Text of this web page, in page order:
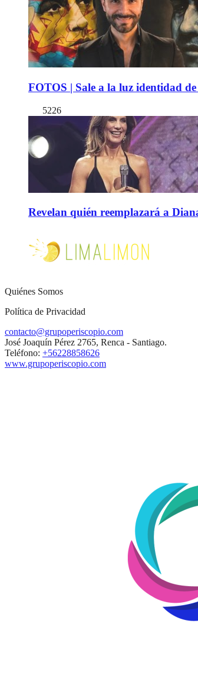
FOTOS | Sale a la luz identidad
5226
Revelan quién reemplazará a
Quiénes Somos
Política de Privacidad
contacto@grupoperiscopio.com
José Joaquín Pérez 2765, Renca - Santiago.
Teléfono: +56228858626
www.grupoperiscopio.com